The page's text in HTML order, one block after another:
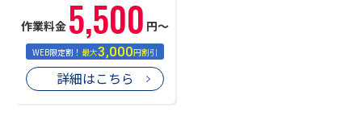
作業料金 5,500 円〜
WEB限定割！最大3,000円割引
詳細はこちら